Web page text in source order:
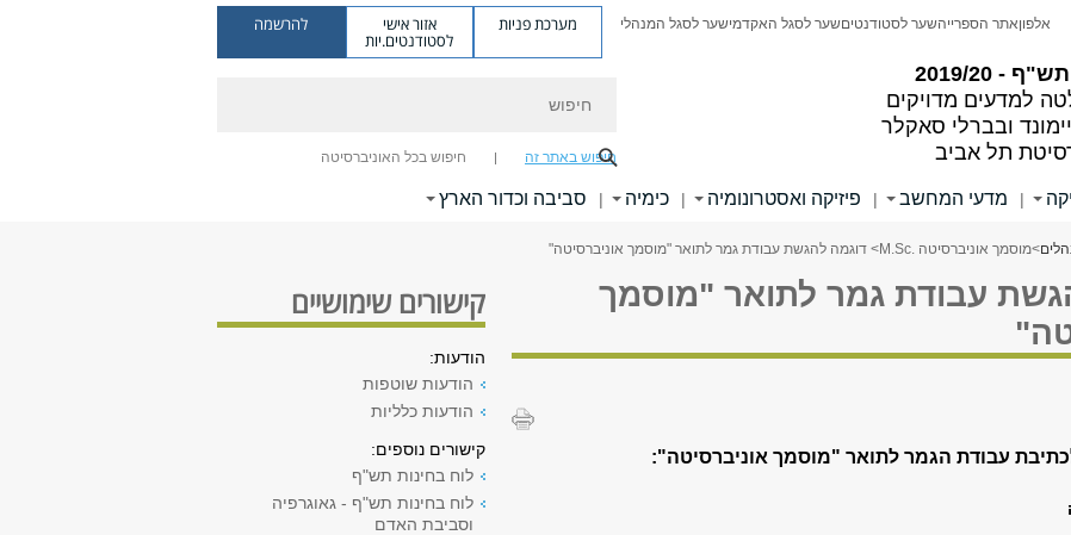
- 2019/20
למדעים מדויקים
ובברלי סאקלר
תל אביב
אלפוןאתר הספרייהשער לסטודנטיםשער לסגל האקדמישער לסגל המנהלי מערכת פניות אזור אישי
לסטודנטים.יות
להרשמה
חיפוש באתר זה חיפוש בכל האוניברסיטה
| מדעי המחשב | פיזיקה ואסטרונומיה | כימיה | סביבה וכדור הארץ
>מוסמך אוניברסיטה .M.Sc > דוגמה להגשת עבודת גמר לתואר "מוסמך אוניברסיטה"
עבודת גמר לתואר "מוסמך
עבודת הגמר לתואר "מוסמך אוניברסיטה":
קישורים שימושיים
הודעות:
הודעות שוטפות
הודעות כלליות
קישורים נוספים:
לוח בחינות תש"ף
לוח בחינות תש"ף - גאוגרפיה
וסביבת האדם